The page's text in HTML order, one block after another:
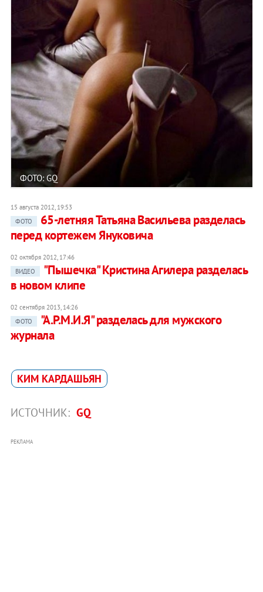
ФОТО: GQ
15 августа 2012, 19:53
ФОТО
65-летняя Татьяна Васильева разделась
перед кортежем Януковича
02 октября 2012, 17:46
ВИДЕО
"Пышечка" Кристина Агилера разделась
в новом клипе
02 сентября 2013, 14:26
ФОТО
"А.Р.М.И.Я" разделась для мужского
журнала
КИМ КАРДАШЬЯН
ИСТОЧНИК: GQ
РЕКЛАМА